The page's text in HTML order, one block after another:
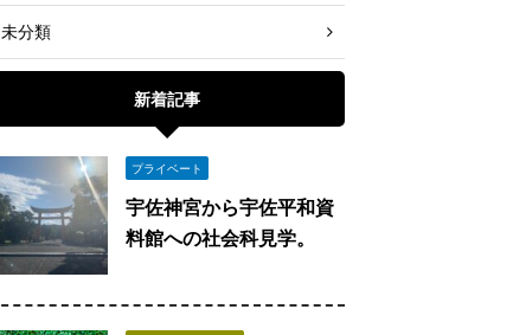
未分類
新着記事
プライベート
宇佐神宮から宇佐平和資
料館への社会科見学。